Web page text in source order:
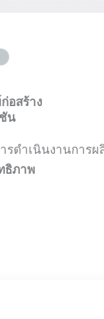
อสร้าง
น
รดำเนินงานการผ
ธิภาพ